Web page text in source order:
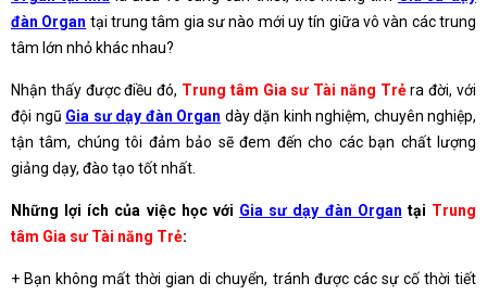
đàn Organ tại trung tâm gia sư nào mới uy tín giữa vô vàn các trung
tâm lớn nhỏ khác nhau?
Nhận thấy được điều đó, Trung tâm Gia sư Tài năng Trẻra đời, với
đội ngũ Gia sư dạy đàn Organ dày dặn kinh nghiệm, chuyên nghiệp,
tận tâm, chúng tôi đảm bảo sẽ đem đến cho các bạn chất lượng
giảng dạy, đào tạo tốt nhất.
Những lợi ích của việc học với Gia sư dạy đàn Organ tại Trung
tâm Gia sư Tài năng Trẻ:
+ Bạn không mất thời gian di chuyển, tránh được các sự cố thời tiết